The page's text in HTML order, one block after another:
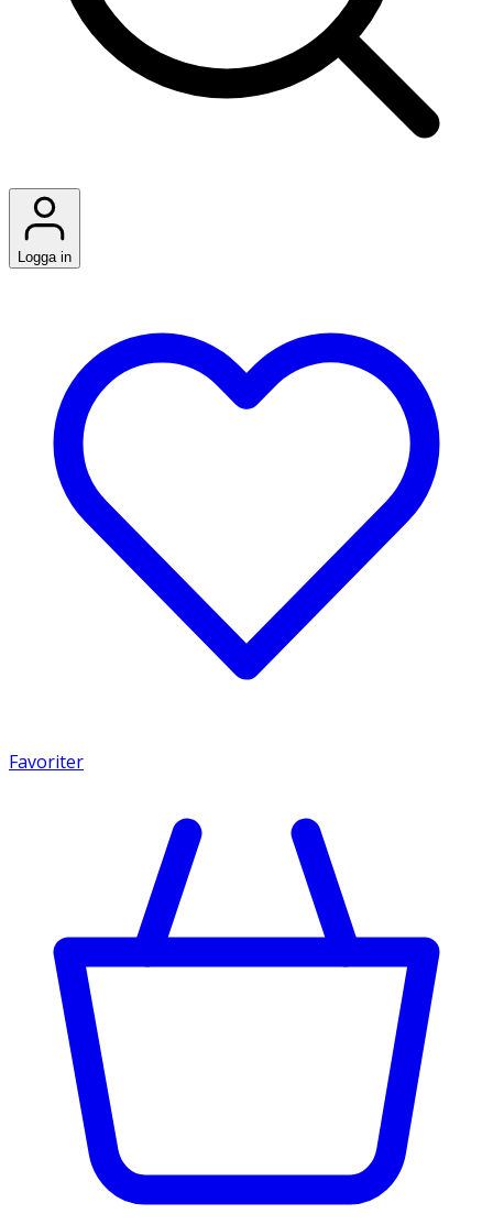
Logga in
Favoriter